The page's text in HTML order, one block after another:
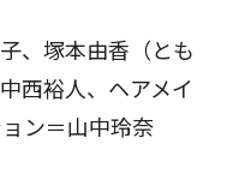
、塚本由香（とも
西裕人、ヘアメイ
ン＝山中玲奈